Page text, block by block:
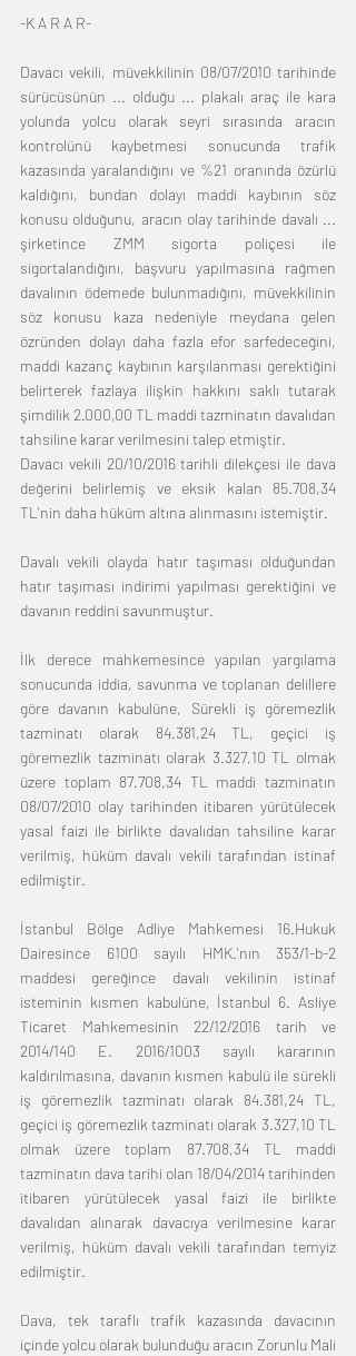
-K A R A R-
Davacı vekili, müvekkilinin 08/07/2010 tarihinde
sürücüsünün ... olduğu ... plakalı araç ile kara
yolunda yolcu olarak seyri sırasında aracın
kontrolünü kaybetmesi sonucunda trafik
kazasında yaralandığını ve %21 oranında özürlü
kaldığını, bundan dolayı maddi kaybının söz
konusu olduğunu, aracın olay tarihinde davalı ...
şirketince ZMM sigorta poliçesi ile
sigortalandığını, başvuru yapılmasına rağmen
davalının ödemede bulunmadığını, müvekkilinin
söz konusu kaza nedeniyle meydana gelen
özründen dolayı daha fazla efor sarfedeceğini,
maddi kazanç kaybının karşılanması gerektiğini
belirterek fazlaya ilişkin hakkını saklı tutarak
şimdilik 2.000,00 TL maddi tazminatın davalıdan
tahsiline karar verilmesini talep etmiştir.
Davacı vekili 20/10/2016 tarihli dilekçesi ile dava
değerini belirlemiş ve eksik kalan 85.708,34
TL'nin daha hüküm altına alınmasını istemiştir.
Davalı vekili olayda hatır taşıması olduğundan
hatır taşıması indirimi yapılması gerektiğini ve
davanın reddini savunmuştur.
İlk derece mahkemesince yapılan yargılama
sonucunda iddia, savunma ve toplanan delillere
göre davanın kabulüne, Sürekli iş göremezlik
tazminatı olarak 84.381,24 TL, geçici iş
göremezlik tazminatı olarak 3.327,10 TL olmak
üzere toplam 87.708,34 TL maddi tazminatın
08/07/2010 olay tarihinden itibaren yürütülecek
yasal faizi ile birlikte davalıdan tahsiline karar
verilmiş, hüküm davalı vekili tarafından istinaf
edilmiştir.
İstanbul Bölge Adliye Mahkemesi 16.Hukuk
Dairesince 6100 sayılı HMK.'nın 353/1-b-2
maddesi gereğince davalı vekilinin istinaf
isteminin kısmen kabulüne, İstanbul 6. Asliye
Ticaret Mahkemesinin 22/12/2016 tarih ve
2014/140 E. 2016/1003 sayılı kararının
kaldırılmasına, davanın kısmen kabulü ile sürekli
iş göremezlik tazminatı olarak 84.381,24 TL,
geçici iş göremezlik tazminatı olarak 3.327,10 TL
olmak üzere toplam 87.708,34 TL maddi
tazminatın dava tarihi olan 18/04/2014 tarihinden
itibaren yürütülecek yasal faizi ile birlikte
davalıdan alınarak davacıya verilmesine karar
verilmiş, hüküm davalı vekili tarafından temyiz
edilmiştir.
Dava, tek taraflı trafik kazasında davacının
içinde yolcu olarak bulunduğu aracın Zorunlu Mali